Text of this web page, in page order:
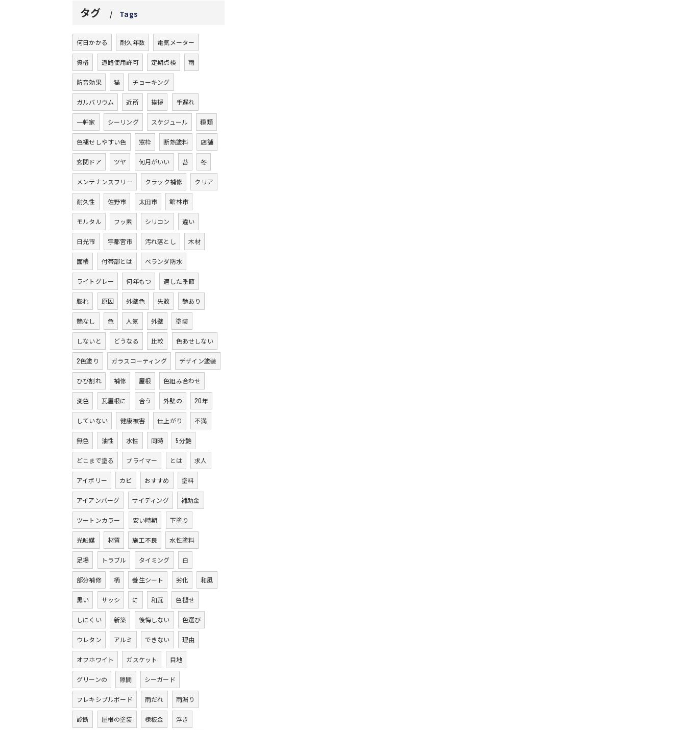
タグ Tags
何日かかる 耐久年数 電気メーター
資格 道路使用許可 定期点検 雨
防音効果 猫 チョーキング
ガルバリウム 近所 挨拶 手遅れ
一軒家 シーリング スケジュール 種類
色褪せしやすい色 窓枠 断熱塗料 店舗
玄関ドア ツヤ 何月がいい 苔 冬
メンテナンスフリー クラック補修 クリア
耐久性 佐野市 太田市 館林市
モルタル フッ素 シリコン 違い
日光市 宇都宮市 汚れ落とし 木材
面積 付帯部とは ベランダ防水
ライトグレー 何年もつ 適した季節
膨れ 原因 外壁色 失敗 艶あり
艶なし 色 人気 外壁 塗装
しないと どうなる 比較 色あせしない
2色塗り ガラスコーティング デザイン塗装
ひび割れ 補修 屋根 色組み合わせ
変色 瓦屋根に 合う 外壁の 20年
していない 健康被害 仕上がり 不満
無色 油性 水性 同時 5分艶
どこまで塗る プライマー とは 求人
アイボリー カビ おすすめ 塗料
アイアンバーグ サイディング 補助金
ツートンカラー 安い時期 下塗り
光触媒 材質 施工不良 水性塗料
足場 トラブル タイミング 白
部分補修 柄 養生シート 劣化 和風
黒い サッシ に 和瓦 色褪せ
しにくい 新築 後悔しない 色選び
ウレタン アルミ できない 理由
オフホワイト ガスケット 目地
グリーンの 隙間 シーガード
フレキシブルボード 雨だれ 雨漏り
診断 屋根の塗装 棟板金 浮き